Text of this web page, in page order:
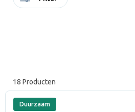
18 Producten
Duurzaam